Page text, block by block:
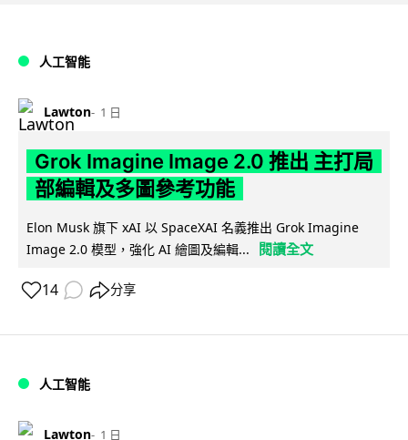
人工智能
Lawton 1 日
Grok Imagine Image 2.0 推出 主打局
部編輯及多圖參考功能
Elon Musk 旗下 xAI 以 SpaceXAI 名義推出 Grok Imagine
Image 2.0 模型，強化 AI 繪圖及編輯...
閱讀全文
14 分享
人工智能
Lawton 1 日